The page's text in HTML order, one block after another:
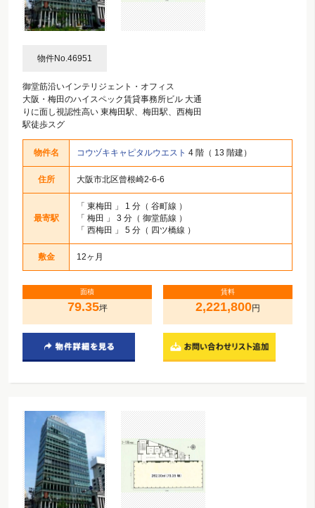
物件No.46951
御堂筋沿いインテリジェント・オフィス
大阪・梅田のハイスペック賃貸事務所ビル 大通
りに面し視認性高い 東梅田駅、梅田駅、西梅田
駅徒歩スグ
物件名 コウヅキキャピタルウエスト 4 階（ 13 階建）
住所 大阪市北区曾根崎2-6-6
最寄駅
「 東梅田
」 1 分（ 谷町線 ）
「 梅田
」 3 分（ 御堂筋線 ）
「 西梅田 」 5 分（ 四ツ橋線 ）
敷金 12ヶ月
面積
79.35坪
賃料
2,221,800円